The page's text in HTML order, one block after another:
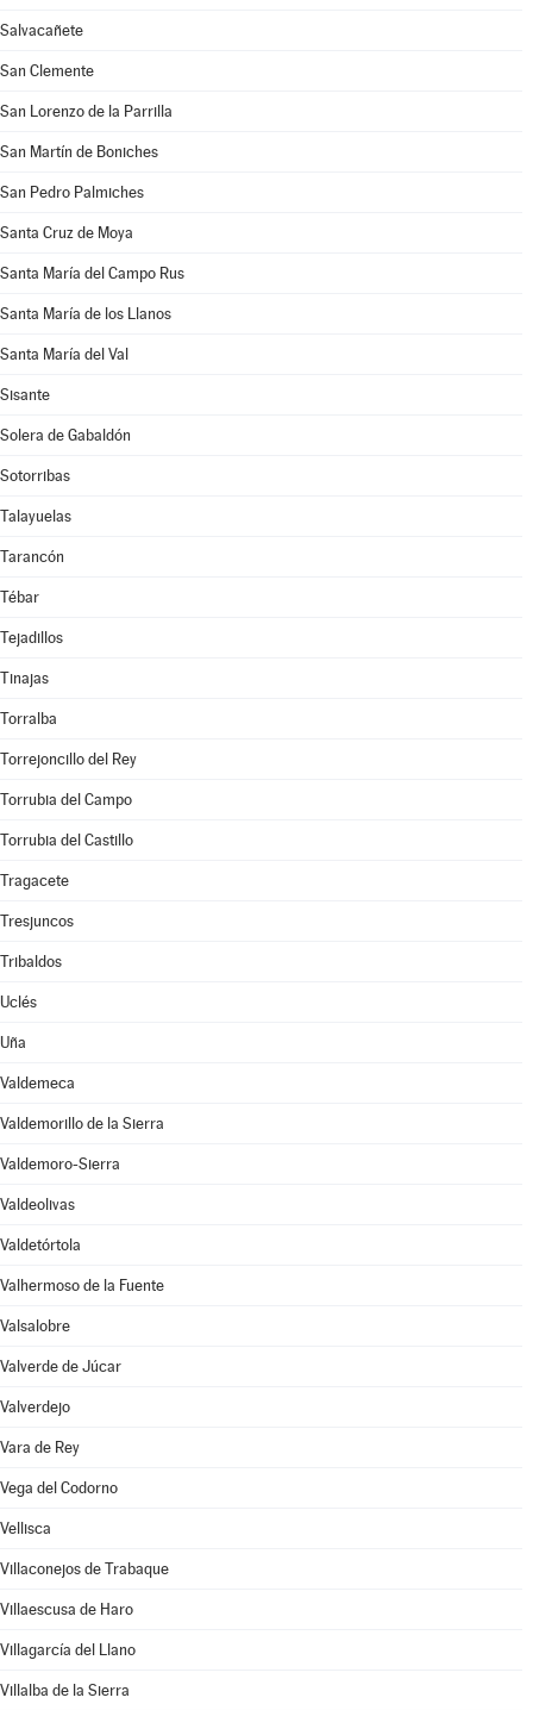
Salvacañete
San Clemente
San Lorenzo de la Parrilla
San Martín de Boniches
San Pedro Palmiches
Santa Cruz de Moya
Santa María del Campo Rus
Santa María de los Llanos
Santa María del Val
Sisante
Solera de Gabaldón
Sotorribas
Talayuelas
Tarancón
Tébar
Tejadillos
Tinajas
Torralba
Torrejoncillo del Rey
Torrubia del Campo
Torrubia del Castillo
Tragacete
Tresjuncos
Tribaldos
Uclés
Uña
Valdemeca
Valdemorillo de la Sierra
Valdemoro-Sierra
Valdeolivas
Valdetórtola
Valhermoso de la Fuente
Valsalobre
Valverde de Júcar
Valverdejo
Vara de Rey
Vega del Codorno
Vellisca
Villaconejos de Trabaque
Villaescusa de Haro
Villagarcía del Llano
Villalba de la Sierra